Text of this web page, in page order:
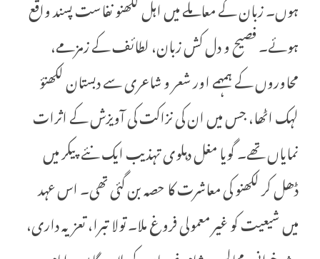
ہوں۔ زبان کے معاملے میں اہل لکھنو نفاست پسند واقع
ہوئے۔ فصیح و دل کش زبان، لطائف کے زمزمے،
محاوروں کے ہمہمے اور شعر و شاعری سے دبستان لکھنؤ
لہک اٹھا، جس میں ان کی نزاکت کی آویزش کے اثرات
نمایاں تھے۔ گویا مغل دہلوی تہذیب ایک نئے پیکر میں
ڈھل کر لکھنو کی معاشرت کا حصہ بن گئی تھی۔ اس عہد
میں شیعیت کو غیر معمولی فروغ ملا۔ تولا تبرا، تعزیہ داری،